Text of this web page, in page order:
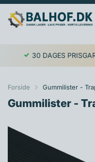
30 DAGES
Forside Gummilister -
Gummilister -